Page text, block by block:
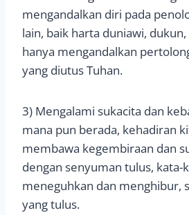
mengandalkan diri pada
lain, baik harta duniawi,
hanya mengandalkan
yang diutus Tuhan.
3) Mengalami sukacita dan
mana pun berada, kehadiran
membawa kegembiraan dan
dengan senyuman tulus, kata-
meneguhkan dan menghibur,
yang tulus.